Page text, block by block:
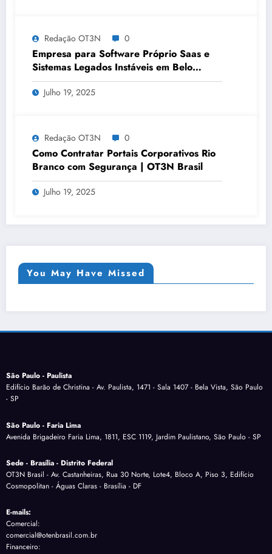
Redação OT3N 0
Empresa para Software Próprio Saas e
Sistemas Legados Instáveis em Belo
Horizonte | OT3N Brasil – Guia 3449
Julho 19, 2025
Redação OT3N 0
Como Contratar Portais Corporativos Rio
Branco com Segurança | OT3N Brasil
Julho 19, 2025
You May Have Missed
São Paulo - Paulista
Edifício Barão de Christina - Av. Paulista, 1471 - Sala 1407 - Bela Vista, São Paulo
- SP
São Paulo - Faria Lima
Avenida Brigadeiro Faria Lima, 1811, ESC 1119, Jardim Paulistano, São Paulo - SP
Sede - Brasília - Distrito Federal
OT3N Brasil - Av. Castanheiras, Rua 30 Norte, Lote4, Bloco A, Piso 3, Edifício
Cosmopolitan - Águas Claras - Brasília - DF
E-mails:
Comercial:
comercial@otenbrasil.com.br
Financeiro: